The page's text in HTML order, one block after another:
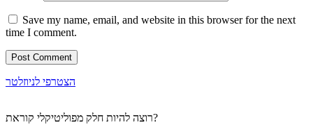
Save my name, email, and website in this browser for the next
time I comment.
הצטרפי לניוזלטר
רוצה להיות חלק מפוליטיקלי קוראת?